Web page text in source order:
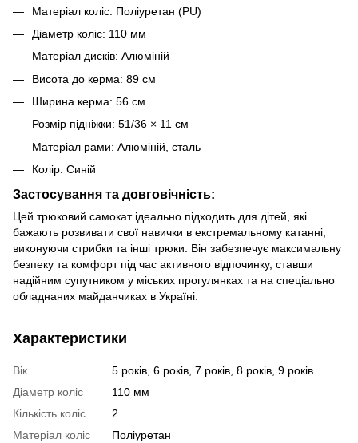
Матеріал коліс: Поліуретан (PU)
Діаметр коліс: 110 мм
Матеріал дисків: Алюміній
Висота до керма: 89 см
Ширина керма: 56 см
Розмір підніжки: 51/36 × 11 см
Матеріал рами: Алюміній, сталь
Колір: Синій
Застосування та довговічність:
Цей трюковий самокат ідеально підходить для дітей, які
бажають розвивати свої навички в екстремальному катанні,
виконуючи стрибки та інші трюки. Він забезпечує максимальну
безпеку та комфорт під час активного відпочинку, ставши
надійним супутником у міських прогулянках та на спеціально
обладнаних майданчиках в Україні.
Характеристики
Вік
5 років, 6 років, 7 років, 8 років, 9 років
Діаметр коліс
110 мм
Кількість коліс
2
Матеріал коліс
Поліуретан